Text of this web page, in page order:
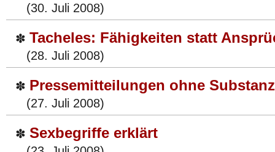
(30. Juli 2008)
✽ Tacheles: Fähigkeiten statt
(28. Juli 2008)
✽ Pressemitteilungen ohne Substanz
(27. Juli 2008)
✽ Sexbegriffe erklärt